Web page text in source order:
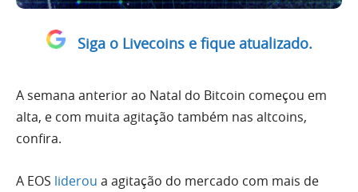
Siga o Livecoins e fique atualizado.
A semana anterior ao Natal do Bitcoin começou em
alta, e com muita agitação também nas altcoins,
confira.
A EOS liderou a agitação do mercado com mais de